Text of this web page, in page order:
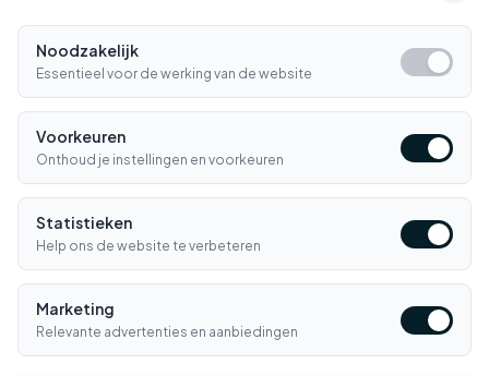
Bellen E-mail
Klantenservice
Winkelen ▼
Informatie
Contact ▼
BETAALMETHODES
Noodzakelijk
Essentieel voor de werking van de website
Voorkeuren
Onthoud je instellingen en voorkeuren
Statistieken
Help ons de website te verbeteren
Marketing
Relevante advertenties en aanbiedingen